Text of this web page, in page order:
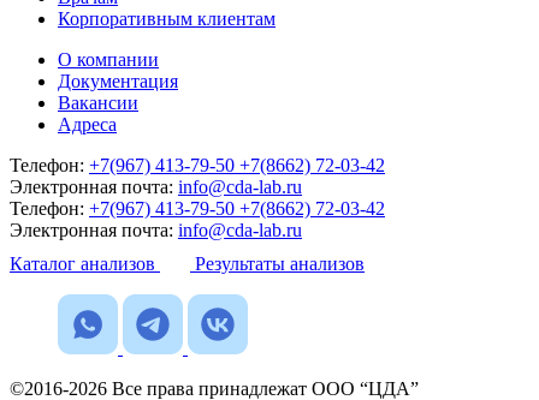
Корпоративным клиентам
О компании
Документация
Вакансии
Адреса
Телефон: +7(967) 413-79-50 +7(8662) 72-03-42
Электронная почта: info@cda-lab.ru
Телефон: +7(967) 413-79-50 +7(8662) 72-03-42
Электронная почта: info@cda-lab.ru
Каталог анализов
Результаты анализов
©2016-2026 Все права принадлежат ООО “ЦДА”